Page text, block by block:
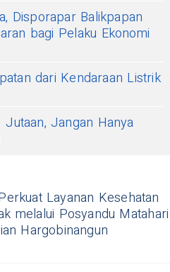
Disporapar Balikpapan
bagi Pelaku Ekonomi
dari Kendaraan Listrik
Jangan Hanya
Layanan Kesehatan
melalui Posyandu Matahari
Hargobinangun